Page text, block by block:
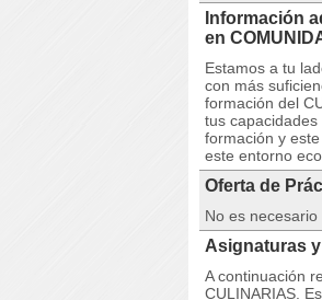
Información
en
Estamos a tu
con más
formación del
tus
formación y
este entorno
Oferta de
No es
Asignaturas y
A continuación
CULINARIAS.